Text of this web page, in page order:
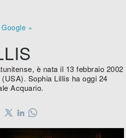
»
è nata il 13 febbraio 2002
Sophia Lillis ha oggi 24
Acquario.